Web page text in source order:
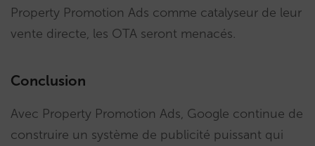
Property Promotion Ads comme catalyseur de leur
vente directe, les OTA seront menacés.
Conclusion
Avec Property Promotion Ads, Google continue de
construire un système de publicité puissant qui